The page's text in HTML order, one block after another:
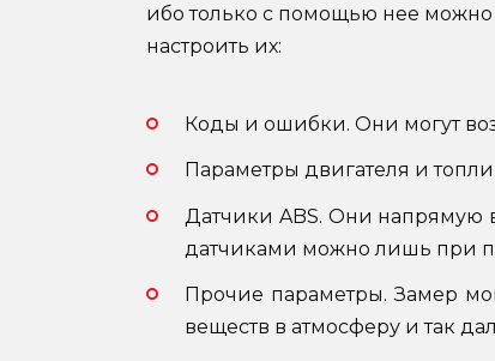
ибо только с помощью нее
настроить их:
Коды и ошибки. Они могут
Параметры двигателя и
Датчики ABS. Они напрямую
датчиками можно лишь при
Прочие параметры. Замер
веществ в атмосферу и так